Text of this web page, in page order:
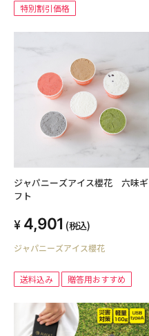
特別割引価格
ジャパニーズアイス櫻花 六味ギ
フト
4,901 (税込)
ジャパニーズアイス櫻花
送料込み 贈答用おすすめ